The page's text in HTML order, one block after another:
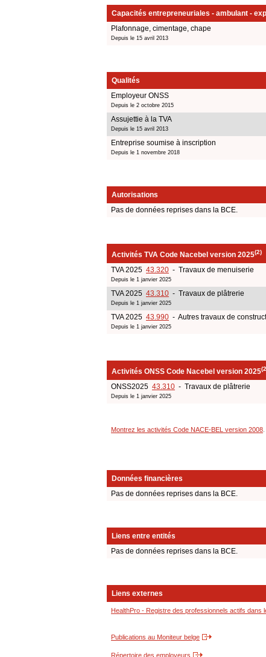
Capacités entrepreneuriales - ambulant -
Plafonnage, cimentage, chape
Depuis le 15 avril 2013
Qualités
Employeur ONSS
Depuis le 2 octobre 2015
Assujettie à la TVA
Depuis le 15 avril 2013
Entreprise soumise à inscription
Depuis le 1 novembre 2018
Autorisations
Pas de données reprises dans la BCE.
Activités TVA Code Nacebel version 2025(2)
TVA 2025 43.320 - Travaux de menuiserie
Depuis le 1 janvier 2025
TVA 2025 43.310 - Travaux de plâtrerie
Depuis le 1 janvier 2025
TVA 2025 43.990 - Autres travaux de
Depuis le 1 janvier 2025
Activités ONSS Code Nacebel version 2025
ONSS2025 43.310 - Travaux de plâtrerie
Depuis le 1 janvier 2025
Montrez les activités Code NACE-BEL version 2008
Données financières
Pas de données reprises dans la BCE.
Liens entre entités
Pas de données reprises dans la BCE.
Liens externes
HealthPro - Registre des professionnels actifs dans
Publications au Moniteur belge
Répertoire des employeurs